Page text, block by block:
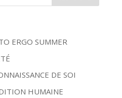
ERGO SUMMER
DE SOI
HUMAINE